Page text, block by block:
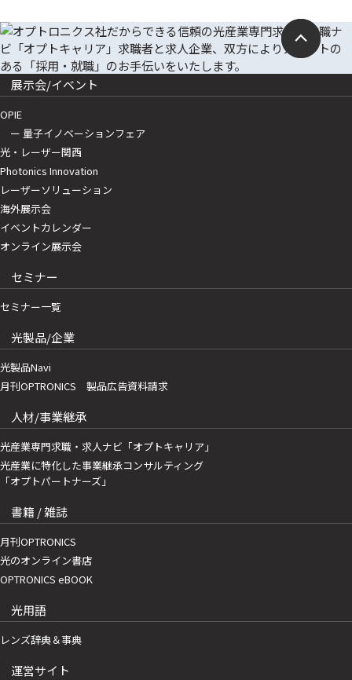
展示会/イベント
OPIE
ー 量子イノベーションフェア
光・レーザー関西
Photonics Innovation
レーザーソリューション
海外展示会
イベントカレンダー
オンライン展示会
セミナー
セミナー一覧
光製品/企業
光製品Navi
月刊OPTRONICS 製品広告資料請求
人材/事業継承
光産業専門求職・求人ナビ「オプトキャリア」
光産業に特化した事業継承コンサルティング
「オプトパートナーズ」
書籍 / 雑誌
月刊OPTRONICS
光のオンライン書店
OPTRONICS eBOOK
光用語
レンズ辞典＆事典
運営サイト